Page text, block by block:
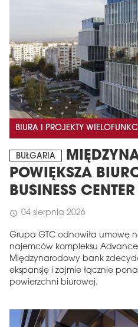
BIURA I PROJEKTY
BUŁGARIA
POWIĘKSZA
BUSINESS
schedule 04 sierpnia 2026
Grupa GTC odnowiła umowę
najemców kompleksu Advance
Międzynarodowy bank
ekspansję i zajmie łącznie
powierzchni biurowej.